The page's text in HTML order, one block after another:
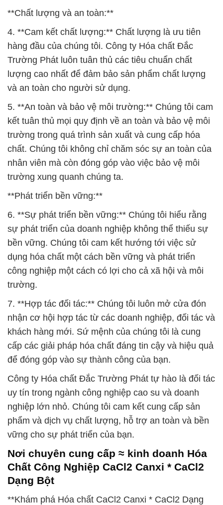
**Chất lượng và an toàn:**
4. **Cam kết chất lượng:** Chất lượng là ưu tiên
hàng đầu của chúng tôi. Công ty Hóa chất Đắc
Trường Phát luôn tuân thủ các tiêu chuẩn chất
lượng cao nhất để đảm bảo sản phẩm chất lượng
và an toàn cho người sử dụng.
5. **An toàn và bảo vệ môi trường:** Chúng tôi cam
kết tuân thủ mọi quy định về an toàn và bảo vệ môi
trường trong quá trình sản xuất và cung cấp hóa
chất. Chúng tôi không chỉ chăm sóc sự an toàn của
nhân viên mà còn đóng góp vào việc bảo vệ môi
trường xung quanh chúng ta.
**Phát triển bền vững:**
6. **Sự phát triển bền vững:** Chúng tôi hiểu rằng
sự phát triển của doanh nghiệp không thể thiếu sự
bền vững. Chúng tôi cam kết hướng tới việc sử
dụng hóa chất một cách bền vững và phát triển
công nghiệp một cách có lợi cho cả xã hội và môi
trường.
7. **Hợp tác đối tác:** Chúng tôi luôn mở cửa đón
nhận cơ hội hợp tác từ các doanh nghiệp, đối tác và
khách hàng mới. Sứ mệnh của chúng tôi là cung
cấp các giải pháp hóa chất đáng tin cậy và hiệu quả
để đóng góp vào sự thành công của bạn.
Công ty Hóa chất Đắc Trường Phát tự hào là đối tác
uy tín trong ngành công nghiệp cao su và doanh
nghiệp lớn nhỏ. Chúng tôi cam kết cung cấp sản
phẩm và dịch vụ chất lượng, hỗ trợ an toàn và bền
vững cho sự phát triển của bạn.
Nơi chuyên cung cấp ≈ kinh doanh Hóa
Chất Công Nghiệp CaCl2 Canxi * CaCl2
Dạng Bột
**Khám phá Hóa chất CaCl2 Canxi * CaCl2 Dạng